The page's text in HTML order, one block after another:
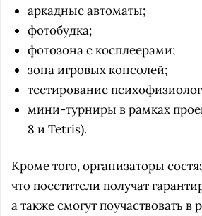
аркадные автоматы;
фотобудка;
фотозона с косплеерами;
зона игровых консолей;
тестирование
мини-турниры в рамках
8 и Tetris).
Кроме того, организаторы
что посетители получат
а также смогут поучаствовать в